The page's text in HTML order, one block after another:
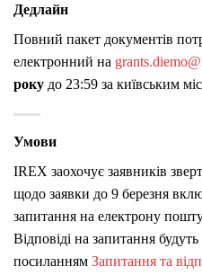
Дедлайн
Повний пакет документів
електронний на
року до 23:59 за київським
Умови
IREX заохочує заявників
щодо заявки до 9 березня
запитання на електрону
Відповіді на запитання
посиланням Запитання та